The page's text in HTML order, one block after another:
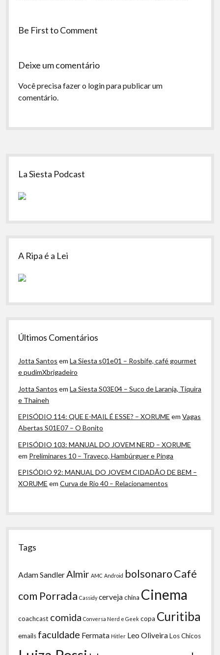
Be First to Comment
Deixe um comentário
Você precisa fazer o loginpara publicar um
comentário.
Sidebar
La Siesta Podcast
A Ripa é a Lei
Últimos Comentários
Jotta Santos emLa Siesta s01e01 – Rosbife, café gourmet
e pudimXbrigadeiro
Jotta Santos emLa Siesta S03E04 – Suco de Laranja, Tiquira
e Thaineh
EPISÓDIO 114: QUE E-MAIL É ESSE? – XORUME emVagas
Abertas S01E07 – O Bonito
EPISÓDIO 103: MANUAL DO JOVEM NERD – XORUME
em Preliminares 10 – Traveco, Hambúrguer e Pinga
EPISÓDIO 92: MANUAL DO JOVEM CIDADÃO DE BEM –
XORUME emCurva de Rio 40 – Relacionamentos
Tags
Adam Sandler Almir AMC Android bolsonaroCafé
com Porrada Cassidy cervejachina Cinema
coachcast comida Conversa Nerd e Geek copa Curitiba
emails faculdade Fermata Hitler Leo OliveiraLos Chicos